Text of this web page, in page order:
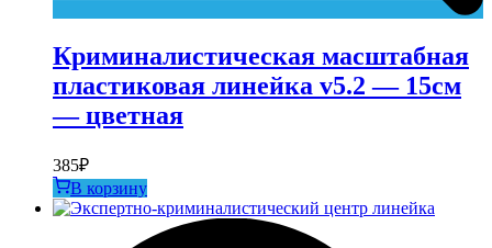
Криминалистическая масштабная
пластиковая линейка v5.2 — 15см
— цветная
385₽
В корзину